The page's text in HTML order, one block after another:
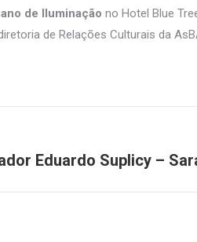
de Iluminação no Hotel Blue
de Relações Culturais da
Eduardo Suplicy –